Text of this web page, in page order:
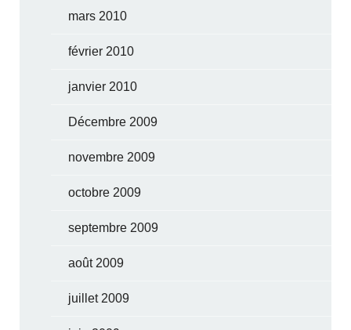
mars 2010
février 2010
janvier 2010
Décembre 2009
novembre 2009
octobre 2009
septembre 2009
août 2009
juillet 2009